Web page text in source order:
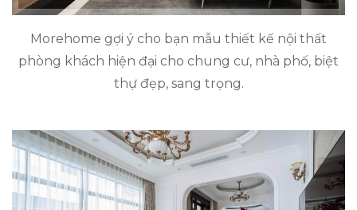
Morehome gợi ý cho bạn mẫu thiết kế nội thất
phòng khách hiện đại cho chung cư, nhà phố, biệt
thự đẹp, sang trọng.